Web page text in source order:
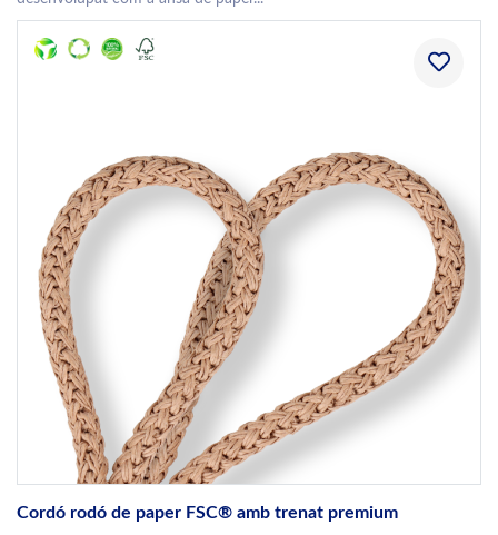
Cordó rodó de paper FSC® amb trenat premium